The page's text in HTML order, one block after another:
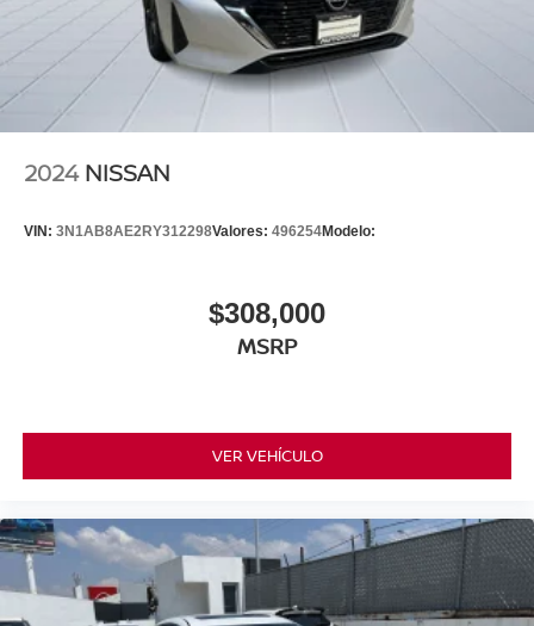
2024 NISSAN
VIN: 3N1AB8AE2RY312298Valores: 496254Modelo:
$308,000
MSRP
VER VEHÍCULO